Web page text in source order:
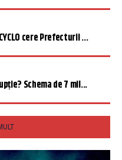
cere Prefecturii ...
Schema de 7 mil...